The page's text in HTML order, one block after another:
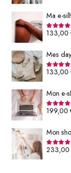
Ma e-
Note
133,00
Mes
Note
133,00
Mon e-
Note
199,00
Mon
Note
233,00